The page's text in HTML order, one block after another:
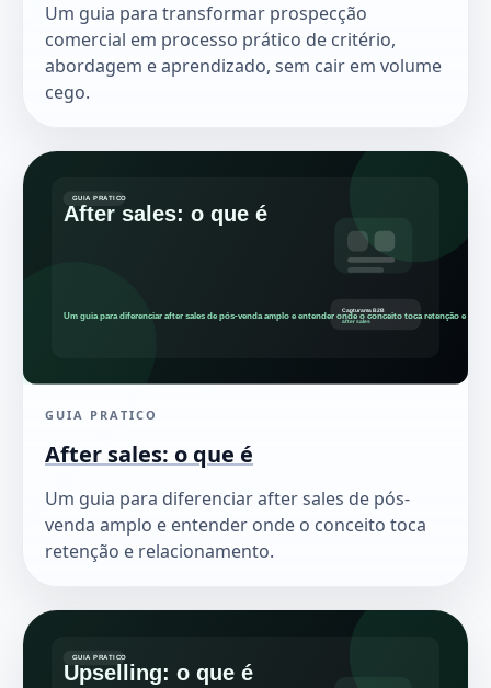
Um guia para transformar prospecção
comercial em processo prático de critério,
abordagem e aprendizado, sem cair em volume
cego.
GUIA PRATICO
After sales: o que é
Um guia para diferenciar after sales de pós-
venda amplo e entender onde o conceito toca
retenção e relacionamento.